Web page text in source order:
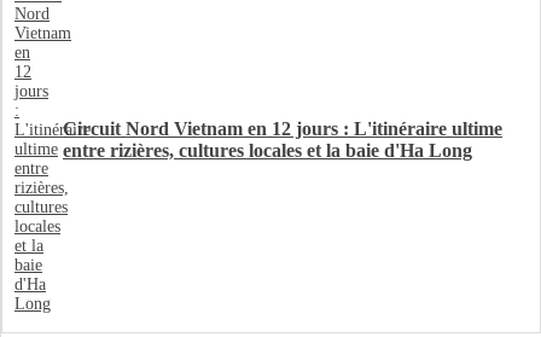
Circuit Nord Vietnam en 12 jours : L'itinéraire ultime
entre rizières, cultures locales et la baie d'Ha Long